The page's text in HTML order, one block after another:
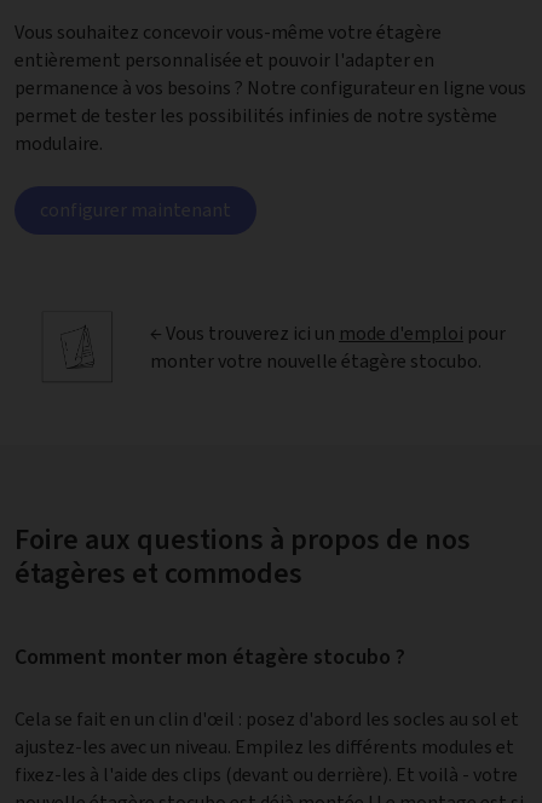
Vous souhaitez concevoir vous-même votre étagère
entièrement personnalisée et pouvoir l'adapter en
permanence à vos besoins ? Notre configurateur en ligne vous
permet de tester les possibilités infinies de notre système
modulaire.
configurer maintenant
← Vous trouverez ici un mode d'emploi pour
monter votre nouvelle étagère stocubo.
Foire aux questions à propos de nos
étagères et commodes
Comment monter mon étagère stocubo ?
Cela se fait en un clin d'œil : posez d'abord les socles au sol et
ajustez-les avec un niveau. Empilez les différents modules et
fixez-les à l'aide des clips (devant ou derrière). Et voilà - votre